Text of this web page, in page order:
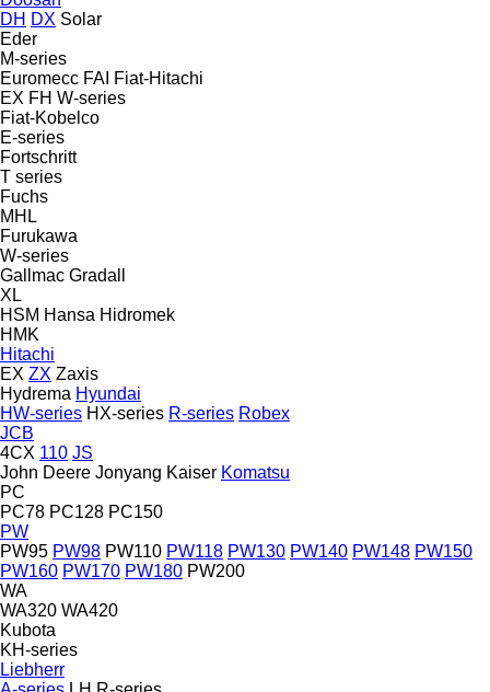
DH DX Solar
Eder
M-series
Euromecc FAI Fiat-Hitachi
EX FH W-series
Fiat-Kobelco
E-series
Fortschritt
T series
Fuchs
MHL
Furukawa
W-series
Gallmac Gradall
XL
HSM Hansa Hidromek
HMK
Hitachi
EX ZX Zaxis
Hydrema Hyundai
HW-series HX-series R-series Robex
JCB
4CX 110 JS
John Deere Jonyang Kaiser Komatsu
PC
PC78 PC128 PC150
PW
PW95 PW98 PW110 PW118 PW130 PW140 PW148 PW150
PW160 PW170 PW180 PW200
WA
WA320 WA420
Kubota
KH-series
Liebherr